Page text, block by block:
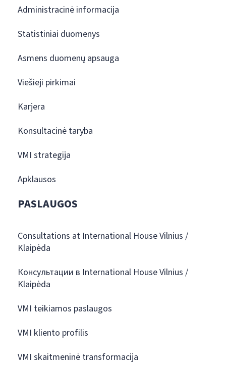
Administracinė informacija
Statistiniai duomenys
Asmens duomenų apsauga
Viešieji pirkimai
Karjera
Konsultacinė taryba
VMI strategija
Apklausos
PASLAUGOS
Consultations at International House Vilnius /
Klaipėda
Консультации в International House Vilnius /
Klaipėda
VMI teikiamos paslaugos
VMI kliento profilis
VMI skaitmeninė transformacija